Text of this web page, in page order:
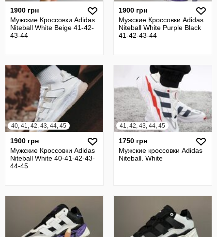
1900 грн
Мужские Кроссовки Adidas
Niteball White Beige 41-42-
43-44
1900 грн
Мужские Кроссовки Adidas
Niteball White Purple Black
41-42-43-44
40, 41, 42, 43, 44, 45
1900 грн
Мужские Кроссовки Adidas
Niteball White 40-41-42-43-
44-45
41, 42, 43, 44, 45
1750 грн
Мужские кроссовки Adidas
Niteball. White